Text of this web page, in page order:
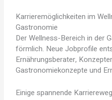
Karrieremöglichkeiten im
Gastronomie
Der Wellness-Bereich in der
förmlich. Neue Jobprofile
Ernährungsberater,
Gastronomiekonzepte und
Einige spannende